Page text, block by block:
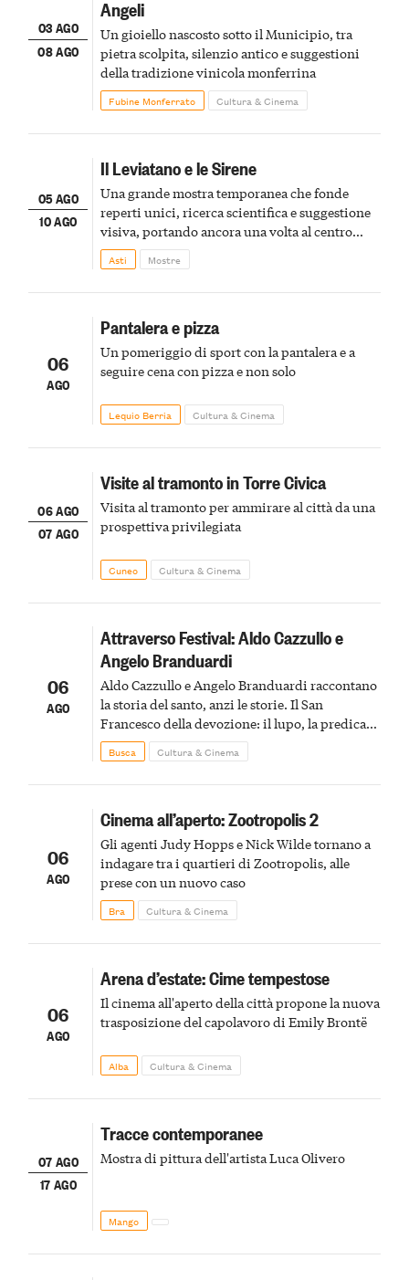
03 AGO
08 AGO
Angeli
Un gioiello nascosto sotto il Municipio, tra
pietra scolpita, silenzio antico e suggestioni
della tradizione vinicola monferrina
Fubine Monferrato Cultura & Cinema
05 AGO
10 AGO
Il Leviatano e le Sirene
Una grande mostra temporanea che fonde
reperti unici, ricerca scientifica e suggestione
visiva, portando ancora una volta al centro
della scena le meraviglie del passato astigiano
Asti Mostre
06
AGO
Pantalera e pizza
Un pomeriggio di sport con la pantalera e a
seguire cena con pizza e non solo
Lequio Berria Cultura & Cinema
06 AGO
07 AGO
Visite al tramonto in Torre Civica
Visita al tramonto per ammirare al città da una
prospettiva privilegiata
Cuneo Cultura & Cinema
06
AGO
Attraverso Festival: Aldo Cazzullo e
Angelo Branduardi
Aldo Cazzullo e Angelo Branduardi raccontano
la storia del santo, anzi le storie. Il San
Francesco della devozione: il lupo, la predica
agli uccelli, le stimmate
Busca Cultura & Cinema
06
AGO
Cinema all’aperto: Zootropolis 2
Gli agenti Judy Hopps e Nick Wilde tornano a
indagare tra i quartieri di Zootropolis, alle
prese con un nuovo caso
Bra Cultura & Cinema
06
AGO
Arena d’estate: Cime tempestose
Il cinema all'aperto della città propone la nuova
trasposizione del capolavoro di Emily Brontë
Alba Cultura & Cinema
07 AGO
17 AGO
Tracce contemporanee
Mostra di pittura dell'artista Luca Olivero
Mango